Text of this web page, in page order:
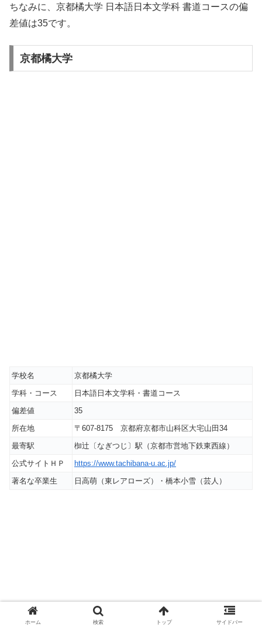
ちなみに、京都橘大学 日本語日本文学科 書道コースの偏
差値は35です。
京都橘大学
学校名
京都橘大学
学科・コース
日本語日本文学科・書道コース
偏差値
35
所在地
〒607-8175 京都府京都市山科区大宅山田34
最寄駅
椥辻〔なぎつじ〕駅（京都市営地下鉄東西線）
公式サイトＨＰ
https://www.tachibana-u.ac.jp/
著名な卒業生
日高萌（東レアローズ）・橋本小雪（芸人）
ホーム 検索 トップ サイドバー